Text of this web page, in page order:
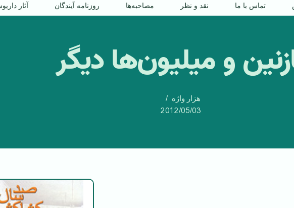
تماس با ما نقد و نظر مصاحبه‌ها روزنامه آیندگان آثار
و ميليون‌ها ديگر
هزار واژه
2012/05/03